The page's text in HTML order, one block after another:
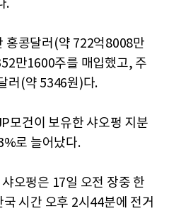
.
홍콩달러(약 722억8008만
만1600주를 매입했고, 주
러(약 5346원)다.
모건이 보유한 샤오펑 지분
로 늘어났다.
오펑은 17일 오전 장중 한
시간 오후 2시44분에 전거